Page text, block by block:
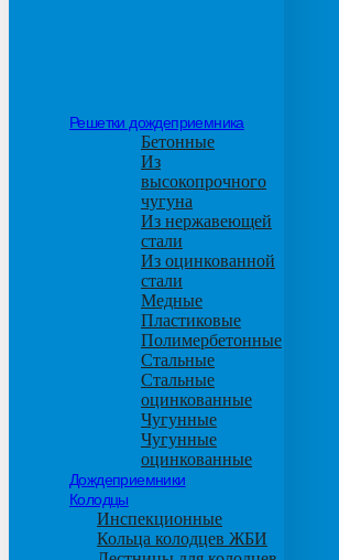
Решетки дождеприемника
Бетонные
Из
высокопрочного
чугуна
Из нержавеющей
стали
Из оцинкованной
стали
Медные
Пластиковые
Полимербетонные
Стальные
Стальные
оцинкованные
Чугунные
Чугунные
оцинкованные
Дождеприемники
Колодцы
Инспекционные
Кольца колодцев ЖБИ